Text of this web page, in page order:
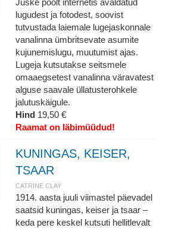
Juske poolt internetis avaldatud
lugudest ja fotodest, soovist
tutvustada laiemale lugejaskonnale
vanalinna ümbritsevate asumite
kujunemislugu, muutumist ajas.
Lugeja kutsutakse seitsmele
omaaegsetest vanalinna väravatest
alguse saavale üllatusterohkele
jalutuskäigule.
Hind 19,50 €
Raamat on läbimüüdud!
KUNINGAS, KEISER,
TSAAR
CATRINE CLAY
1914. aasta juuli viimastel päevadel
saatsid kuningas, keiser ja tsaar –
keda pere keskel kutsuti hellitlevalt